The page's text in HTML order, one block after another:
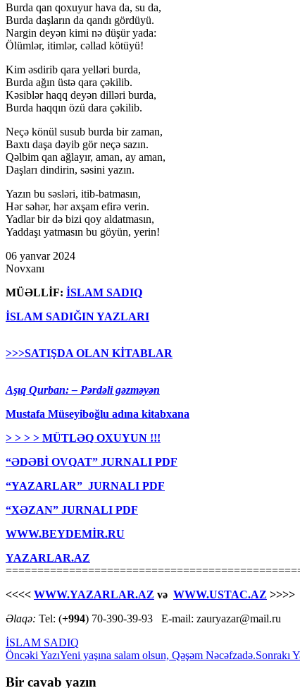
Burda qan qoxuyur hava da, su da,
Burda daşların da qandı gördüyü.
Nargin deyən kimi nə düşür yada:
Ölümlər, itimlər, cəllad kötüyü!
Kim əsdirib qara yelləri burda,
Burda ağın üstə qara çəkilib.
Kəsiblər haqq deyən dilləri burda,
Burda haqqın özü dara çəkilib.
Neçə könül susub burda bir zaman,
Baxtı daşa dəyib gör neçə sazın.
Qəlbim qan ağlayır, aman, ay aman,
Daşları dindirin, səsini yazın.
Yazın bu səsləri, itib-batmasın,
Hər səhər, hər axşam efirə verin.
Yadlar bir də bizi qoy aldatmasın,
Yaddaşı yatmasın bu göyün, yerin!
06 yanvar 2024
Novxanı
MÜƏLLİF: İSLAM SADIQ
İSLAM SADIĞIN YAZLARI
>>>SATIŞDA OLAN KİTABLAR
Aşıq Qurban: – Pərdəli gəzməyən
Mustafa Müseyiboğlu adına kitabxana
> > > > MÜTLƏQ OXUYUN !!!
“ƏDƏBİ OVQAT” JURNALI PDF
“YAZARLAR” JURNALI PDF
“XƏZAN” JURNALI PDF
WWW.BEYDEMİR.RU
YAZARLAR.AZ
<<<< WWW.YAZARLAR.AZ və WWW.USTAC.AZ >>>>
Əlaqə: Tel: (+994) 70-390-39-93 E-mail: zauryazar@mail.ru
İSLAM SADIQ
Yazılar
üzrə
Öncəki YazıYeni yaşına salam olsun, Qəşəm Nəcəfzadə.Sonrakı
Bir cavab yazın